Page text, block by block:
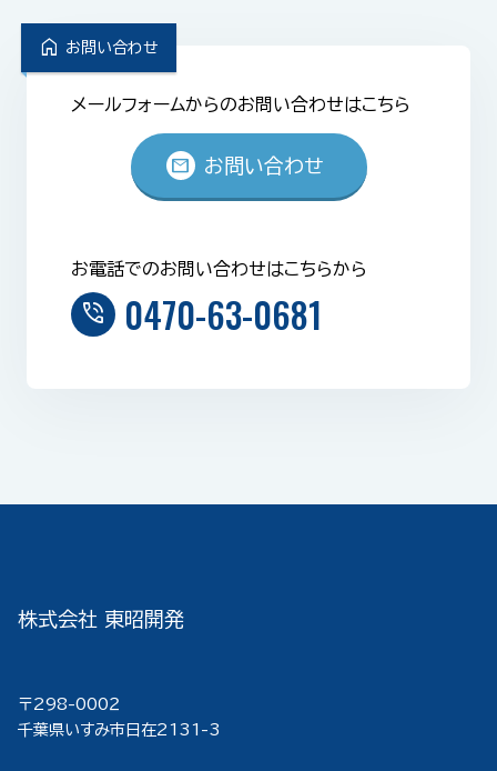
home お問い合わせ
メールフォームからのお問い合わせはこちら
mail お問い合わせ
お電話でのお問い合わせはこちらから
phone_in_talk 0470-63-0681
株式会社 東昭開発
〒298-000２
千葉県いすみ市日在2131-3